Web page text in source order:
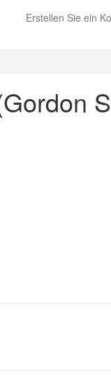
Erstellen Sie ein